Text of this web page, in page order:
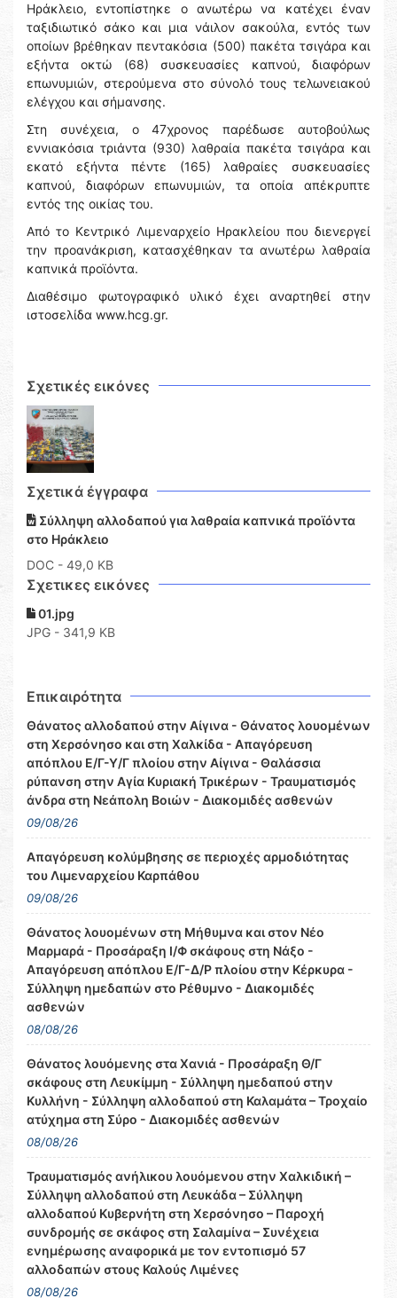
Ηράκλειο, εντοπίστηκε ο ανωτέρω να κατέχει έναν
ταξιδιωτικό σάκο και μια νάιλον σακούλα, εντός των
οποίων βρέθηκαν πεντακόσια (500) πακέτα τσιγάρα και
εξήντα οκτώ (68) συσκευασίες καπνού, διαφόρων
επωνυμιών, στερούμενα στο σύνολό τους τελωνειακού
ελέγχου και σήμανσης.
Στη συνέχεια, ο 47χρονος παρέδωσε αυτοβούλως
εννιακόσια τριάντα (930) λαθραία πακέτα τσιγάρα και
εκατό εξήντα πέντε (165) λαθραίες συσκευασίες
καπνού, διαφόρων επωνυμιών, τα οποία απέκρυπτε
εντός της οικίας του.
Από το Κεντρικό Λιμεναρχείο Ηρακλείου που διενεργεί
την προανάκριση, κατασχέθηκαν τα ανωτέρω λαθραία
καπνικά προϊόντα.
Διαθέσιμο φωτογραφικό υλικό έχει αναρτηθεί στην
ιστοσελίδα www.hcg.gr.
Σχετικές εικόνες
Σχετικά έγγραφα
Σύλληψη αλλοδαπού για λαθραία καπνικά προϊόντα
στο Ηράκλειο
DOC - 49,0 KB
Σχετικες εικόνες
01.jpg
JPG - 341,9 KB
Επικαιρότητα
Θάνατος αλλοδαπού στην Αίγινα - Θάνατος λουομένων
στη Χερσόνησο και στη Χαλκίδα - Απαγόρευση
απόπλου Ε/Γ-Υ/Γ πλοίου στην Αίγινα - Θαλάσσια
ρύπανση στην Αγία Κυριακή Τρικέρων - Τραυματισμός
άνδρα στη Νεάπολη Βοιών - Διακομιδές ασθενών
09/08/26
Απαγόρευση κολύμβησης σε περιοχές αρμοδιότητας
του Λιμεναρχείου Καρπάθου
09/08/26
Θάνατος λουομένων στη Μήθυμνα και στον Νέο
Μαρμαρά - Προσάραξη Ι/Φ σκάφους στη Νάξο -
Απαγόρευση απόπλου Ε/Γ-Δ/Ρ πλοίου στην Κέρκυρα -
Σύλληψη ημεδαπών στο Ρέθυμνο - Διακομιδές
ασθενών
08/08/26
Θάνατος λουόμενης στα Χανιά - Προσάραξη Θ/Γ
σκάφους στη Λευκίμμη - Σύλληψη ημεδαπού στην
Κυλλήνη - Σύλληψη αλλοδαπού στη Καλαμάτα – Τροχαίο
ατύχημα στη Σύρο - Διακομιδές ασθενών
08/08/26
Τραυματισμός ανήλικου λουόμενου στην Χαλκιδική –
Σύλληψη αλλοδαπού στη Λευκάδα – Σύλληψη
αλλοδαπού Κυβερνήτη στη Χερσόνησο – Παροχή
συνδρομής σε σκάφος στη Σαλαμίνα – Συνέχεια
ενημέρωσης αναφορικά με τον εντοπισμό 57
αλλοδαπών στους Καλούς Λιμένες
08/08/26